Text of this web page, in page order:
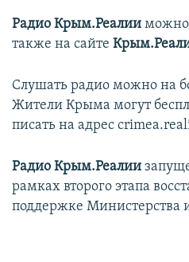
Радио Крым.Реалии можно
также на сайте
Слушать радио можно на
Жители Крыма могут
писать на адрес
Радио Крым.Реалии
рамках второго этапа
поддержке